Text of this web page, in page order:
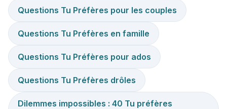
Questions Tu Préfères pour les couples
Questions Tu Préfères en famille
Questions Tu Préfères pour ados
Questions Tu Préfères drôles
Dilemmes impossibles : 40 Tu préfères